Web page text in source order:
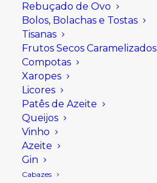
Rebuçado de Ovo
Bolos, Bolachas e Tostas
Tisanas
Frutos Secos Caramelizados
Compotas
Xaropes
Licores
Patês de Azeite
Queijos
Vinho
Azeite
Gin
Cabazes